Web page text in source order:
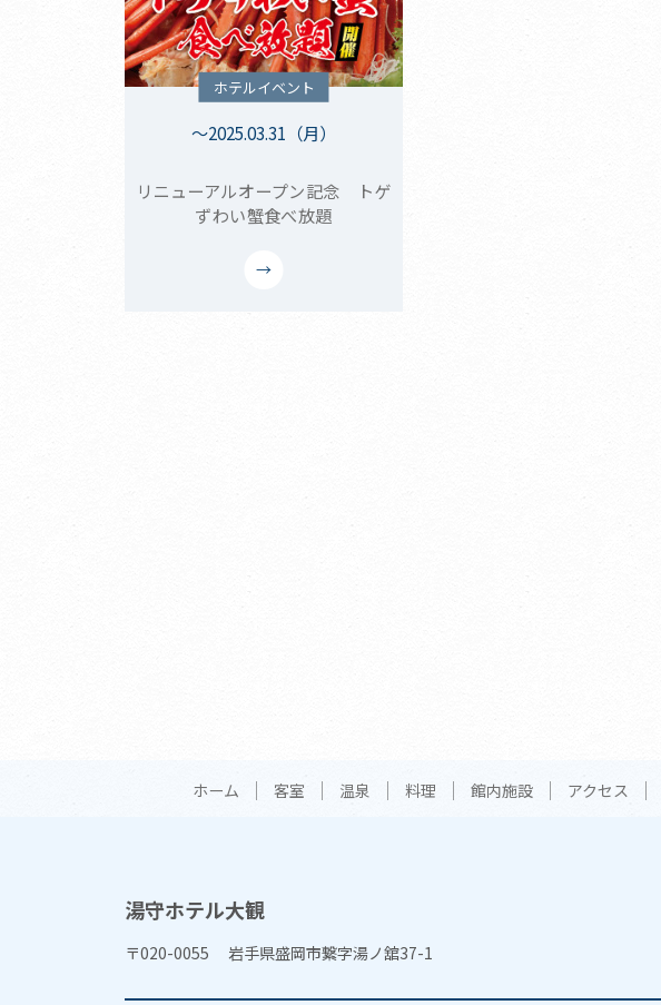
ホテルイベント
～2025.03.31（月）
リニューアルオープン記念 トゲ
ずわい蟹食べ放題
ホーム 客室 温泉 料理 館内施設 アクセス
湯守ホテル大観
〒020-0055 岩手県盛岡市繋字湯ノ舘37-1